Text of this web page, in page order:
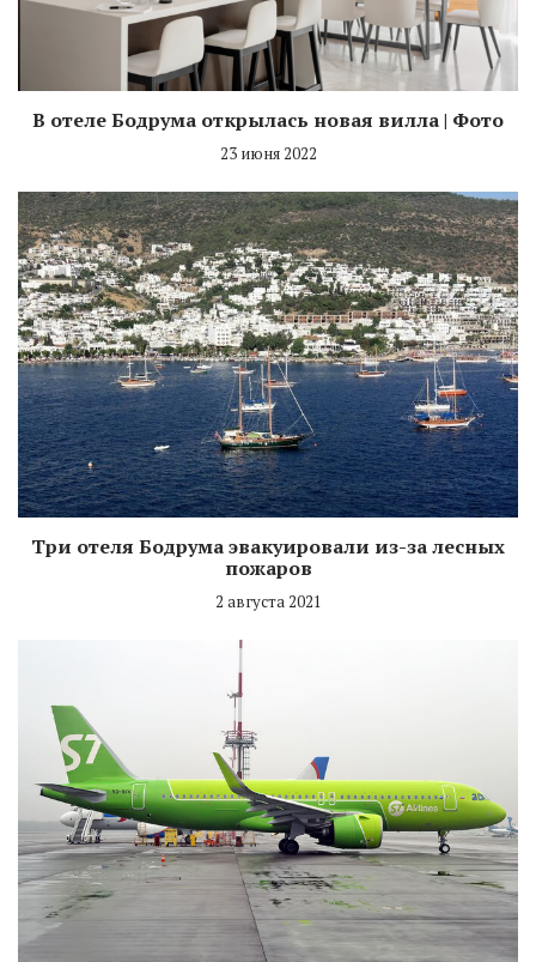
В отеле Бодрума открылась новая вилла | Фото
23 июня 2022
Три отеля Бодрума эвакуировали из-за лесных
пожаров
2 августа 2021